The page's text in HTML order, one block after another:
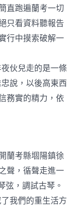
直跑遍蘭考一切
只看資料聽報告
行中摸索破解一
伙兒走的是一條
說，以後高東西
務實的精力，依
蘭考縣堌陽鎮徐
聲，循聲走進一
弦，調試古琴。
我們的重生活方